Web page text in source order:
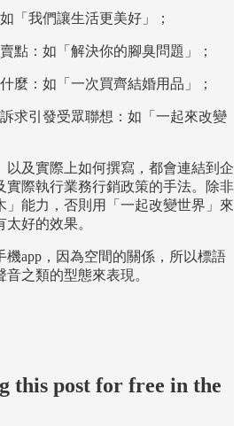
「我們讓生活更美好」；
點：如「解決你的腳臭問題」；
麼：如「一次買齊結婚用品」；
求引發受眾聯想：如「一起來改變
以及實際上如何撰寫，都會連結到企
實際執行業務行銷政策的手法。除非
」能力，否則用「一起改變世界」來
好的效果。
機app，因為空間的關係，所以標語
之類的型態來表現。
this post for free in the